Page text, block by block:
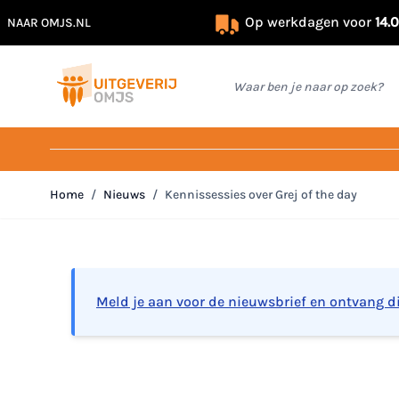
NAAR OMJS.NL Op werkdagen voor
Waar ben je naar op zoek?
Home / Nieuws / Kennissessies over Grej of the day
Meld je aan voor de nieuwsbrief en ontvang